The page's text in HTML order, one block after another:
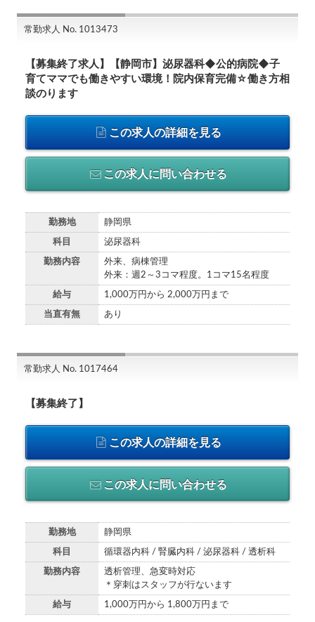
常勤求人 No. 1013473
【募集終了求人】【静岡市】泌尿器科◆公的病院◆子
育てママでも働きやすい環境！院内保育完備☆働き方相
談のります
この求人の詳細を見る
この求人に問い合わせる
勤務地 静岡県
科目 泌尿器科
勤務内容
外来、病棟管理
外来：週2～3コマ程度。1コマ15名程度
給与 1,000万円から 2,000万円まで
当直有無 あり
常勤求人 No. 1017464
【募集終了】
この求人の詳細を見る
この求人に問い合わせる
勤務地 静岡県
科目 循環器内科 / 腎臓内科 / 泌尿器科 / 透析科
勤務内容
透析管理、急変時対応
＊穿刺はスタッフが行ないます
給与 1,000万円から 1,800万円まで